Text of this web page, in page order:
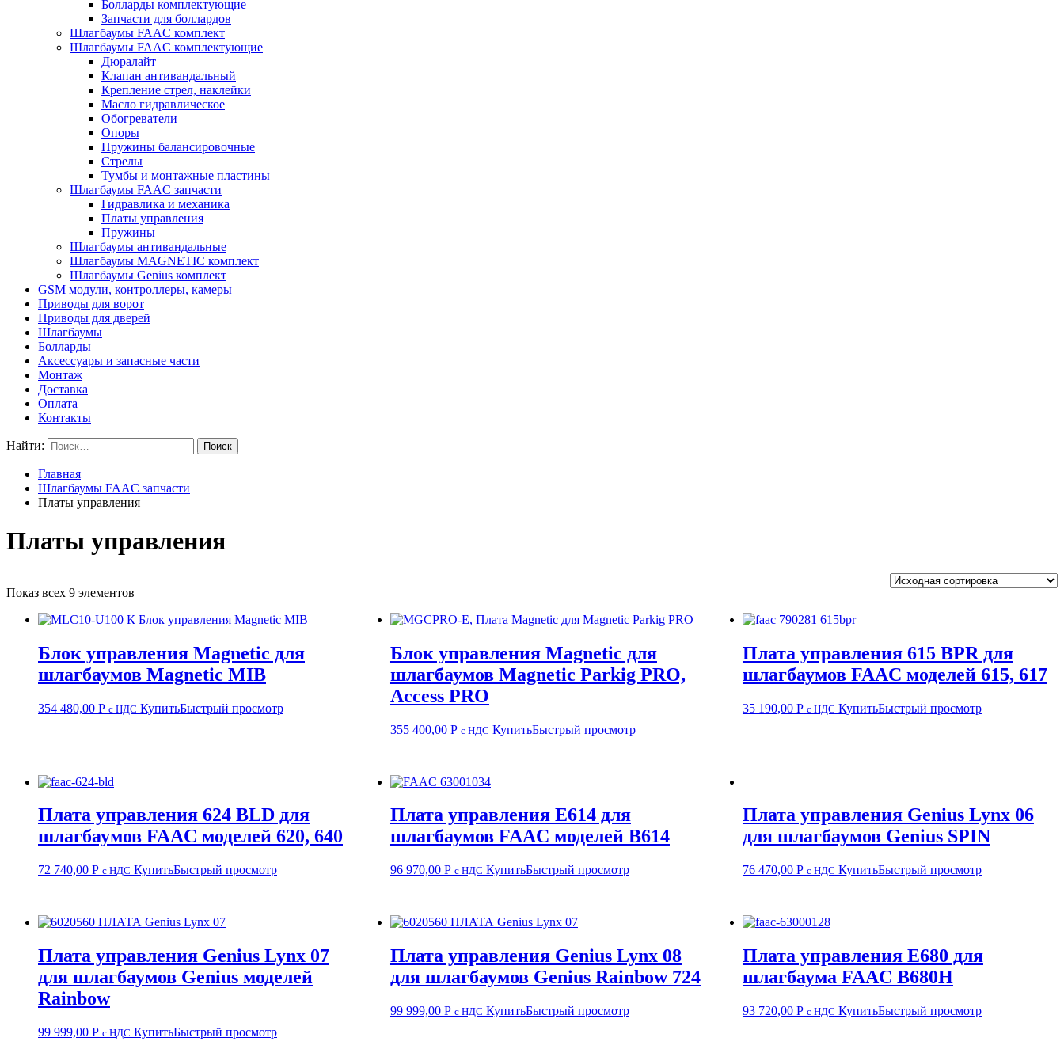
Болларды комплектующие
Запчасти для боллардов
Шлагбаумы FAAC комплект
Шлагбаумы FAAC комплектующие
Дюралайт
Клапан антивандальный
Крепление стрел, наклейки
Масло гидравлическое
Обогреватели
Опоры
Пружины балансировочные
Стрелы
Тумбы и монтажные пластины
Шлагбаумы FAAC запчасти
Гидравлика и механика
Платы управления
Пружины
Шлагбаумы антивандальные
Шлагбаумы MAGNETIC комплект
Шлагбаумы Genius комплект
GSM модули, контроллеры, камеры
Приводы для ворот
Приводы для дверей
Шлагбаумы
Болларды
Аксессуары и запасные части
Монтаж
Доставка
Оплата
Контакты
Найти:
Главная
Шлагбаумы FAAC запчасти
Платы управления
Платы управления
Показ всех 9 элементов
Блок управления Magnetic для
шлагбаумов Magnetic MIB
354 480,00 Р с НДС КупитьБыстрый просмотр
Блок управления Magnetic для
шлагбаумов Magnetic Parkig PRO,
Access PRO
355 400,00 Р с НДС КупитьБыстрый просмотр
Плата управления 615 BPR для
шлагбаумов FAAC моделей 615, 617
35 190,00 Р с НДС КупитьБыстрый просмотр
Плата управления 624 BLD для
шлагбаумов FAAC моделей 620, 640
72 740,00 Р с НДС КупитьБыстрый просмотр
Плата управления E614 для
шлагбаумов FAAC моделей B614
96 970,00 Р с НДС КупитьБыстрый просмотр
Плата управления Genius Lynx 06
для шлагбаумов Genius SPIN
76 470,00 Р с НДС КупитьБыстрый просмотр
Плата управления Genius Lynx 07
для шлагбаумов Genius моделей
Rainbow
99 999,00 Р с НДС КупитьБыстрый просмотр
Плата управления Genius Lynx 08
для шлагбаумов Genius Rainbow 724
99 999,00 Р с НДС КупитьБыстрый просмотр
Плата управления Е680 для
шлагбаума FAAC B680H
93 720,00 Р с НДС КупитьБыстрый просмотр